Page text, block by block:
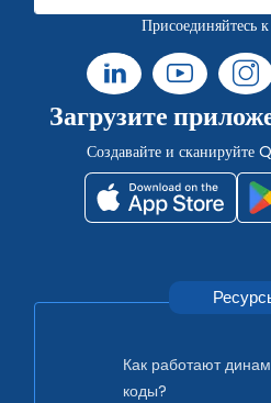
Присоединяйтесь
Загрузите
Создавайте и сканируйте
Как работают
коды?